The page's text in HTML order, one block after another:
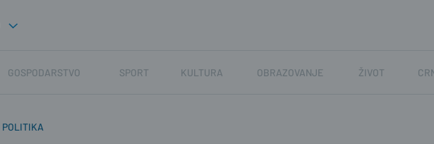
GOSPODARSTVO SPORT KULTURA OBRAZOVANJE ŽIVOT
POLITIKA